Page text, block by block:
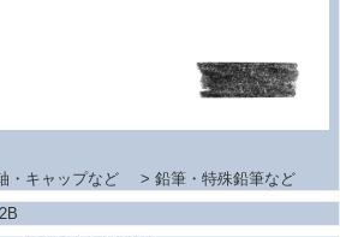
・キャップなど > 鉛筆・特殊鉛筆など
2B